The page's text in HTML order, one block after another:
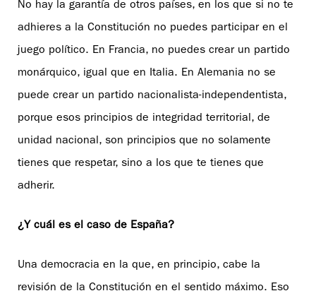
No hay la garantía de otros países, en los que si no te
adhieres a la Constitución no puedes participar en el
juego político. En Francia, no puedes crear un partido
monárquico, igual que en Italia. En Alemania no se
puede crear un partido nacionalista-independentista,
porque esos principios de integridad territorial, de
unidad nacional, son principios que no solamente
tienes que respetar, sino a los que te tienes que
adherir.
¿Y cuál es el caso de España?
Una democracia en la que, en principio, cabe la
revisión de la Constitución en el sentido máximo. Eso